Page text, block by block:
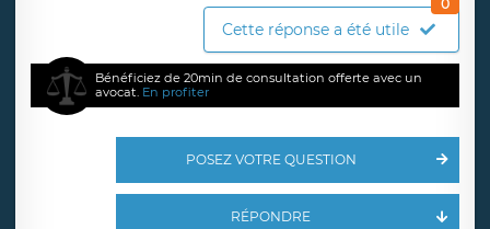
Cette réponse a été utile
0
Bénéficiez de 20min de consultation offerte avec un
avocat. En profiter
POSEZ VOTRE QUESTION
RÉPONDRE